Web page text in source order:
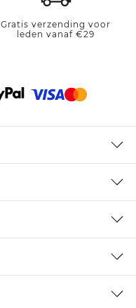
Gratis verzending voor
leden vanaf €29